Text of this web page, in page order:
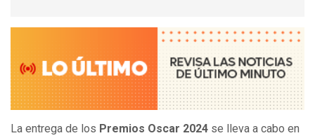
La entrega de los Premios Oscar 2024 se lleva a cabo en